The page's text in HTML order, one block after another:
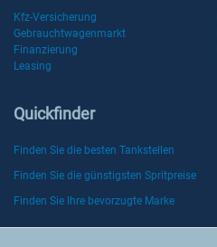
Kfz-Versicherung
Gebrauchtwagenmarkt
Finanzierung
Leasing
Quickfinder
Finden Sie die besten Tankstellen
Finden Sie die günstigsten Spritpreise
Finden Sie Ihre bevorzugte Marke